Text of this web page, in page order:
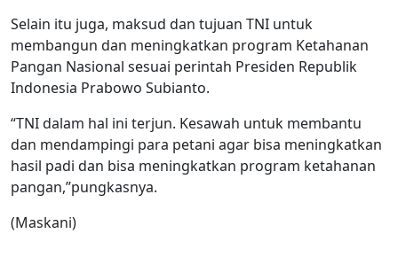
Selain itu juga, maksud dan tujuan TNI untuk
membangun dan meningkatkan program Ketahanan
Pangan Nasional sesuai perintah Presiden Republik
Indonesia Prabowo Subianto.
“TNI dalam hal ini terjun. Kesawah untuk membantu
dan mendampingi para petani agar bisa meningkatkan
hasil padi dan bisa meningkatkan program ketahanan
pangan,”pungkasnya.
(Maskani)